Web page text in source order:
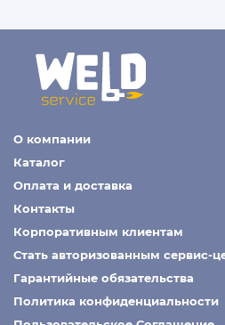
О компании
Каталог
Оплата и доставка
Контакты
Корпоративным клиентам
Стать авторизованным сервис-
Гарантийные обязательства
Политика конфиденциальности